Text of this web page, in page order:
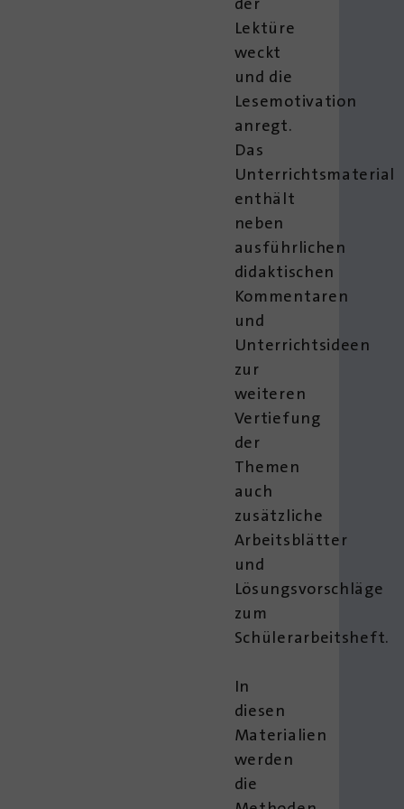
Lektüre
weckt
und die
Lesemotivation
anregt.
Das
Unterrichtsmaterial
enthält
neben
ausführlichen
didaktischen
Kommentaren
und
Unterrichtsideen
zur
weiteren
Vertiefung
der
Themen
auch
zusätzliche
Arbeitsblätter
und
Lösungsvorschläge
zum
Schülerarbeitsheft.
In
diesen
Materialien
werden
die